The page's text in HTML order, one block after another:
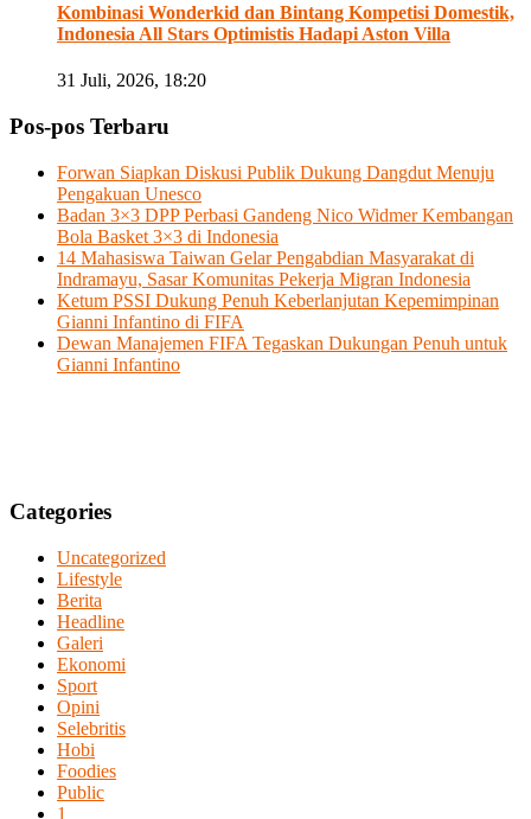
Kombinasi Wonderkid dan Bintang Kompetisi Domestik,
Indonesia All Stars Optimistis Hadapi Aston Villa
31 Juli, 2026, 18:20
Pos-pos Terbaru
Forwan Siapkan Diskusi Publik Dukung Dangdut Menuju
Pengakuan Unesco
Badan 3×3 DPP Perbasi Gandeng Nico Widmer Kembangan
Bola Basket 3×3 di Indonesia
14 Mahasiswa Taiwan Gelar Pengabdian Masyarakat di
Indramayu, Sasar Komunitas Pekerja Migran Indonesia
Ketum PSSI Dukung Penuh Keberlanjutan Kepemimpinan
Gianni Infantino di FIFA
Dewan Manajemen FIFA Tegaskan Dukungan Penuh untuk
Gianni Infantino
Categories
Uncategorized
Lifestyle
Berita
Headline
Galeri
Ekonomi
Sport
Opini
Selebritis
Hobi
Foodies
Public
1